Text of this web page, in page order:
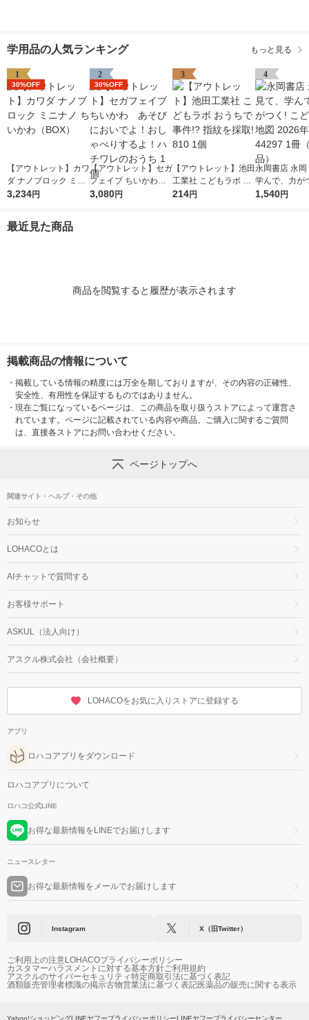
学用品の人気ランキング もっと見る
1
30%OFF
【アウトレット】カワ
ダ ナノブロック ミニ
ナノ ちいかわ（BO
3,234円
2
30%OFF
【アウトレット】セガ
フェイブ ちいかわ
あそびにおいでよ！お
3,080円
3
【アウトレット】池田
工業社 こどもラボ お
うちで事件!? 指紋を
214円
4
永岡書店 永岡
学んで、力が
ども日本地図
1,540円
最近見た商品
商品を閲覧すると履歴が表示されます
掲載商品の情報について
・ 掲載している情報の精度には万全を期しておりますが、その内容の正確性、
安全性、有用性を保証するものではありません。
・ 現在ご覧になっているページは、この商品を取り扱うストアによって運営さ
れています。ページに記載されている内容や商品、ご購入に関するご質問
は、直接各ストアにお問い合わせください。
ページトップへ
関連サイト・ヘルプ・その他
お知らせ
LOHACOとは
AIチャットで質問する
お客様サポート
ASKUL（法人向け）
アスクル株式会社（会社概要）
LOHACOをお気に入りストアに登録する
アプリ
ロハコアプリをダウンロード
ロハコアプリについて
ロハコ公式LINE
お得な最新情報をLINEでお届けします
ニュースレター
お得な最新情報をメールでお届けします
Instagram X（旧Twitter）
ご利用上の注意LOHACOプライバシーポリシー
カスタマーハラスメントに対する基本方針ご利用規約
アスクルのサイバーセキュリティ特定商取引法に基づく表記
酒類販売管理者標識の掲示古物営業法に基づく表記医薬品の販売に関する表示